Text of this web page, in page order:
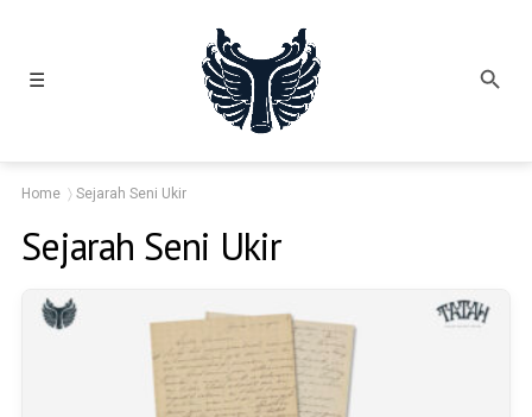
☰
Home Sejarah Seni Ukir
Sejarah Seni Ukir